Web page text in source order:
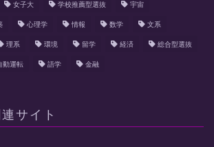
女子大 学校推薦型選抜 宇宙
心理学 情報 数学 文系
理系 環境 留学 経済 総合型選抜
動運転 語学 金融
サイト